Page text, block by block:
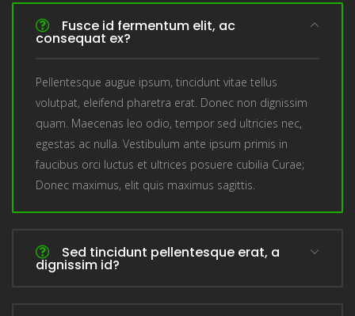
Fusce id fermentum elit, ac
consequat ex?
Pellentesque augue ipsum, tincidunt vitae tellus
volutpat, eleifend pharetra erat. Donec non dignissim
quam. Maecenas leo odio, tempor sed ultricies nec,
egestas ac nulla. Vestibulum ante ipsum primis in
faucibus orci luctus et ultrices posuere cubilia Curae;
Donec maximus, elit quis maximus sagittis.
Sed tincidunt pellentesque erat, a
dignissim id?